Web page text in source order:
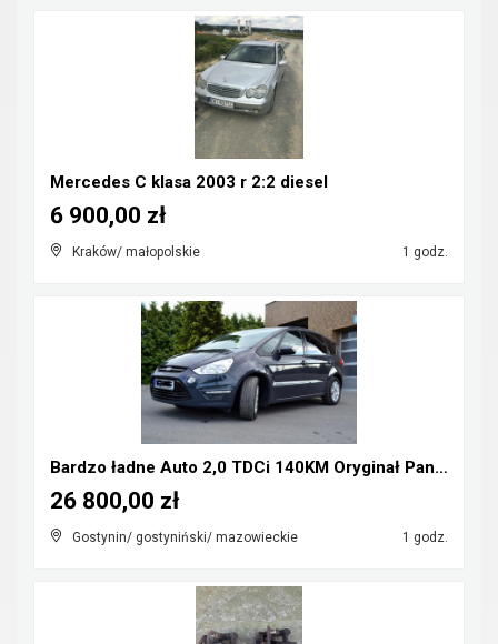
Mercedes C klasa 2003 r 2:2 diesel
Kraków/ małopolskie 1 godz.
6 900,00 zł
Bardzo ładne Auto 2,0 TDCi 140KM Oryginał Panorama...
Gostynin/ gostyniński/ mazowieckie 1 godz.
26 800,00 zł